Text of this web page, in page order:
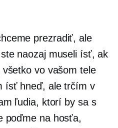
prezradiť, ale
naozaj museli ísť, ak
vo vašom tele
ísť hneď, ale trčím v
ľudia, ktorí by sa s
poďme na hosťa,